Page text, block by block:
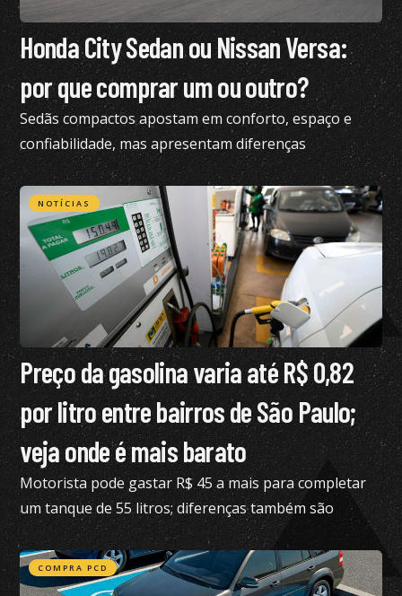
Honda City Sedan ou Nissan Versa:
por que comprar um ou outro?
Sedãs compactos apostam em conforto, espaço e
confiabilidade, mas apresentam diferenças
importantes; confira análise
NOTÍCIAS
Preço da gasolina varia até R$ 0,82
por litro entre bairros de São Paulo;
veja onde é mais barato
Motorista pode gastar R$ 45 a mais para completar
um tanque de 55 litros; diferenças também são
expressivas no etanol e no diesel S10
COMPRA PCD